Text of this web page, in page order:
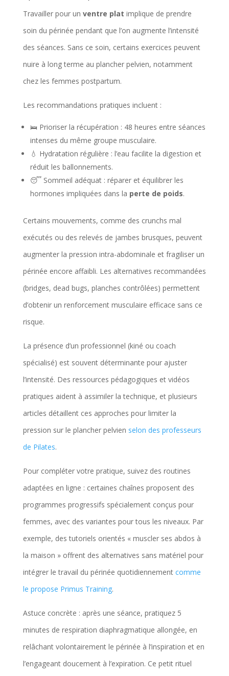
Travailler pour un ventre plat implique de prendre
soin du périnée pendant que l’on augmente l’intensité
des séances. Sans ce soin, certains exercices peuvent
nuire à long terme au plancher pelvien, notamment
chez les femmes postpartum.
Les recommandations pratiques incluent :
🛌 Prioriser la récupération : 48 heures entre séances
intenses du même groupe musculaire.
💧 Hydratation régulière : l’eau facilite la digestion et
réduit les ballonnements.
😴 Sommeil adéquat : réparer et équilibrer les
hormones impliquées dans la perte de poids.
Certains mouvements, comme des crunchs mal
exécutés ou des relevés de jambes brusques, peuvent
augmenter la pression intra-abdominale et fragiliser un
périnée encore affaibli. Les alternatives recommandées
(bridges, dead bugs, planches contrôlées) permettent
d’obtenir un renforcement musculaire efficace sans ce
risque.
La présence d’un professionnel (kiné ou coach
spécialisé) est souvent déterminante pour ajuster
l’intensité. Des ressources pédagogiques et vidéos
pratiques aident à assimiler la technique, et plusieurs
articles détaillent ces approches pour limiter la
pression sur le plancher pelvien selon des professeurs
de Pilates.
Pour compléter votre pratique, suivez des routines
adaptées en ligne : certaines chaînes proposent des
programmes progressifs spécialement conçus pour
femmes, avec des variantes pour tous les niveaux. Par
exemple, des tutoriels orientés « muscler ses abdos à
la maison » offrent des alternatives sans matériel pour
intégrer le travail du périnée quotidiennement comme
le propose Primus Training.
Astuce concrète : après une séance, pratiquez 5
minutes de respiration diaphragmatique allongée, en
relâchant volontairement le périnée à l’inspiration et en
l’engageant doucement à l’expiration. Ce petit rituel